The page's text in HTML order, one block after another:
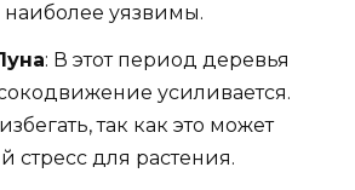
наиболее уязвимы.
: В этот период деревья
усиливается.
так как это может
стресс для растения.